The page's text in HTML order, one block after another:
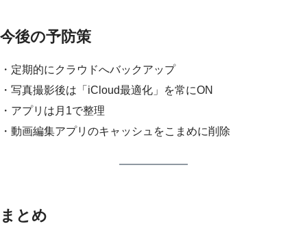
今後の予防策
・定期的にクラウドへバックアップ
・写真撮影後は「iCloud最適化」を常にON
・アプリは月1で整理
・動画編集アプリのキャッシュをこまめに削除
まとめ